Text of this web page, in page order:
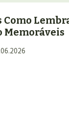
Memoráveis